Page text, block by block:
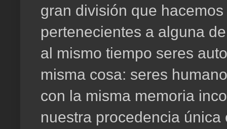
gran división que
pertenecientes a alguna
al mismo tiempo seres
misma cosa: seres
con la misma memoria
nuestra procedencia